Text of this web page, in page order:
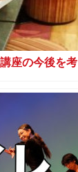
座の今後を考